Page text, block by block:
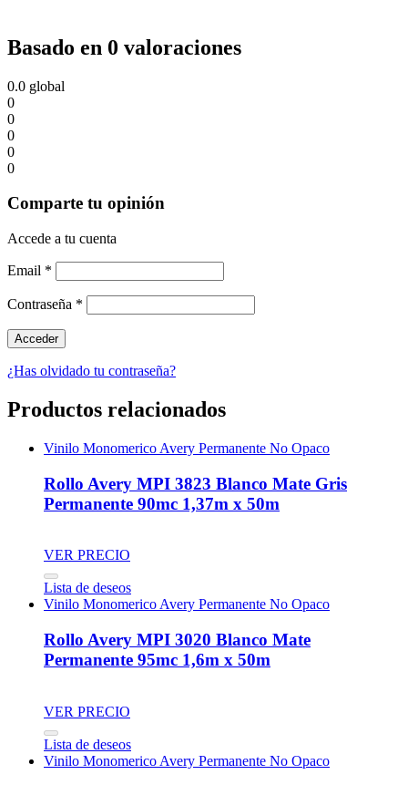
Basado en 0 valoraciones
0.0 global
0
0
0
0
0
Comparte tu opinión
Accede a tu cuenta
Email *
Contraseña *
¿Has olvidado tu contraseña?
Productos relacionados
Vinilo Monomerico Avery Permanente No Opaco
Rollo Avery MPI 3823 Blanco Mate Gris
Permanente 90mc 1,37m x 50m
VER PRECIO
Lista de deseos
Vinilo Monomerico Avery Permanente No Opaco
Rollo Avery MPI 3020 Blanco Mate
Permanente 95mc 1,6m x 50m
VER PRECIO
Lista de deseos
Vinilo Monomerico Avery Permanente No Opaco